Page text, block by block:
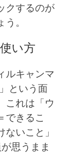
クするのが
。
い方
ルキャンマ
という面
これは「ウ
できるこ
いこと」
思うまま